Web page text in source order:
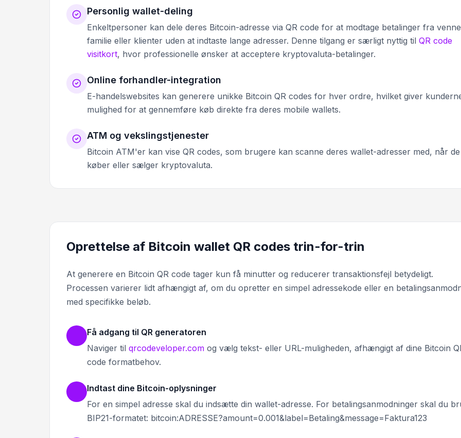
Personlig wallet-deling
Enkeltpersoner kan dele deres Bitcoin-adresse via QR code for at modtage betalinger fra
familie eller klienter uden at indtaste lange adresser. Denne tilgang er særligt nyttig til QR code
visitkort, hvor professionelle ønsker at acceptere kryptovaluta-betalinger.
Online forhandler-integration
E-handelswebsites kan generere unikke Bitcoin QR codes for hver ordre, hvilket giver
mulighed for at gennemføre køb direkte fra deres mobile wallets.
ATM og vekslingstjenester
Bitcoin ATM'er kan vise QR codes, som brugere kan scanne deres wallet-adresser med, når de
køber eller sælger kryptovaluta.
Oprettelse af Bitcoin wallet QR codes trin-for-trin
At generere en Bitcoin QR code tager kun få minutter og reducerer transaktionsfejl betydeligt.
Processen varierer lidt afhængigt af, om du opretter en simpel adressekode eller en
med specifikke beløb.
Få adgang til QR generatoren
Naviger til qrcodeveloper.com og vælg tekst- eller URL-muligheden, afhængigt af dine Bitcoin
code formatbehov.
Indtast dine Bitcoin-oplysninger
For en simpel adresse skal du indsætte din wallet-adresse. For betalingsanmodninger skal du
BIP21-formatet: bitcoin:ADRESSE?amount=0.001&label=Betaling&message=Faktura123